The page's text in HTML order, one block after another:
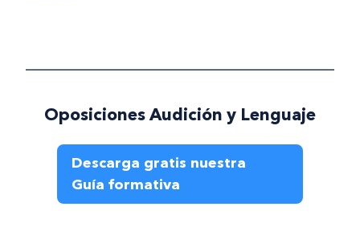
Oposiciones Audición y Lenguaje
Descarga gratis nuestra
Guía formativa